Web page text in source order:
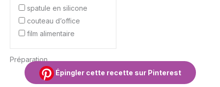
spatule en silicone
couteau d’office
film alimentaire
Préparation
Épingler cette recette sur Pinterest